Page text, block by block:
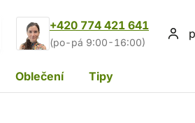
+420 774 421 641
(po-pá 9:00-16:00)
Oblečení Tipy